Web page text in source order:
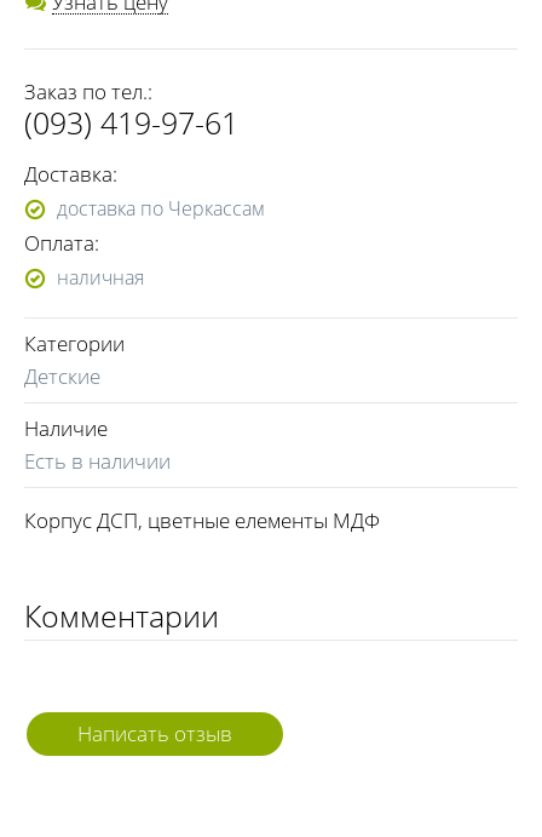
Заказ по тел.:
(093) 419-97-61
Доставка:
доставка по Черкассам
Оплата:
наличная
Категории
Детские
Наличие
Есть в наличии
Корпус ДСП, цветные елементы МДФ
Комментарии
Написать отзыв